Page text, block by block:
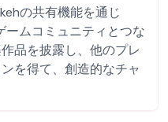
の共有機能を通じ
ムコミュニティとつな
品を披露し、他のプレ
を得て、創造的なチャ